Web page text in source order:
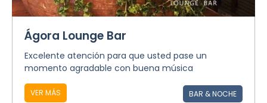
Ágora Lounge Bar
Excelente atención para que usted pase un
momento agradable con buena música
VER MÁS BAR & NOCHE